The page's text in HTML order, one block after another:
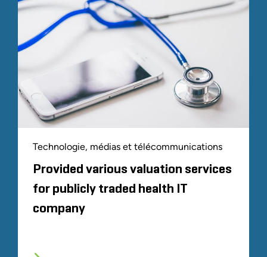
Technologie, médias et télécommunications
Provided various valuation services
for publicly traded health IT
company